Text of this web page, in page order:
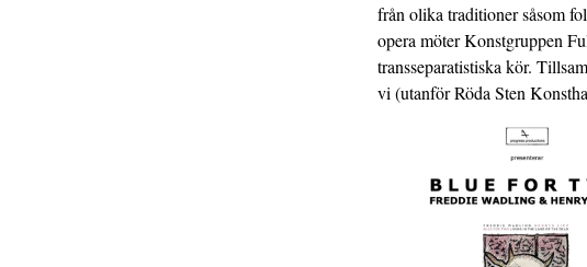
från olika traditioner såsom
opera möter Konstgruppen
transseparatistiska kör.
vi (utanför Röda Sten